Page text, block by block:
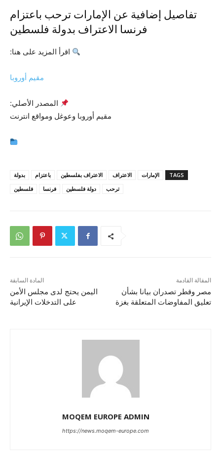
تفاصيل إضافية عن الإمارات ترحب باعتزام
فرنسا الاعتراف بدولة فلسطين
اقرأ المزيد على هنا:
مقيم أوروبا
المصدر الأصلي:
مقيم أوروبا وعوغل ومواقع انترنت
TAGS الإمارات الاعتراف الاعتراف بفلسطين باعتزام
بدولة
ترحب
دولة فلسطين فرنسا فلسطين
المادة السابقة
اليمن يحتج لدى مجلس الأمن
على التدخلات الإيرانية
المقالة القادمة
مصر وقطر تصدران بيانا بشأن
تعليق المفاوضات المتعلقة بغزة
MOQEM EUROPE ADMIN
https://news.moqem-europe.com